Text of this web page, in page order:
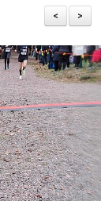
>
<